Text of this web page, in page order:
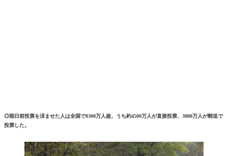
◎期日前投票を済ませた人は全国で8300万人超。うち約4500万人が直接投票、3800万人が郵送で
投票した。